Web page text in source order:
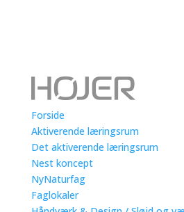
Forside
Aktiverende læringsrum
Det aktiverende læringsrum
Nest koncept
NyNaturfag
Faglokaler